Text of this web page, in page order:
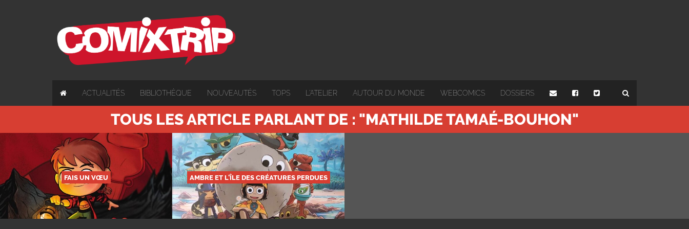
ACTUALITÉS BIBLIOTHÈQUE NOUVEAUTÉS TOPS L'ATELIER AUTOUR DU MONDE WEBCOMICS DOSSIERS
TOUS LES ARTICLE PARLANT DE : "MATHILDE TAMAÉ-BOUHON"
FAIS UN VŒU AMBRE ET L’ÎLE DES CRÉATURES PERDUES